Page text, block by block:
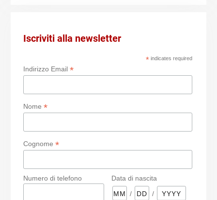
Iscriviti alla newsletter
*indicates required
Indirizzo Email *
Nome *
Cognome *
Numero di telefono
Data di nascita
/
/